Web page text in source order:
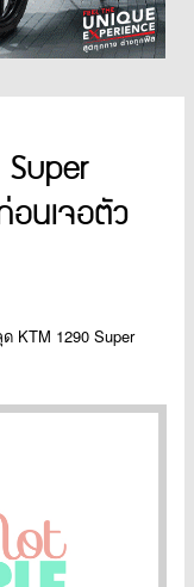
นเจอตัว
KTM 1290 Super